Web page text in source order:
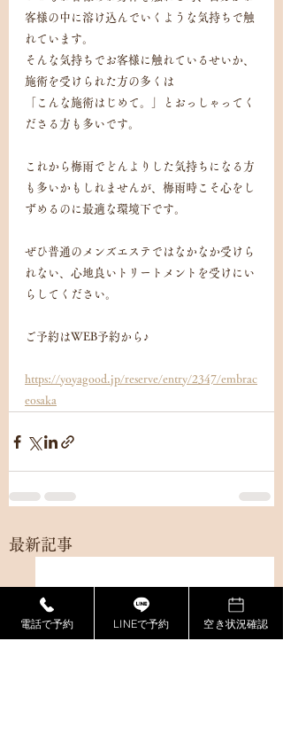
客様の中に溶け込んでいくような気持ちで触
れています。
そんな気持ちでお客様に触れているせいか、
施術を受けられた方の多くは
「こんな施術はじめて。」とおっしゃってく
ださる方も多いです。
これから梅雨でどんよりした気持ちになる方
も多いかもしれませんが、梅雨時こそ心をし
ずめるのに最適な環境下です。
ぜひ普通のメンズエステではなかなか受けら
れない、心地良いトリートメントを受けにい
らしてください。
ご予約はWEB予約から♪
https://yoyagood.jp/reserve/entry/2347/embrac
eosaka
最新記事
電話で予約 LINEで予約 空き状況確認